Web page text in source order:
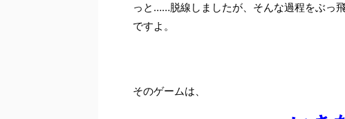
っと……脱線しましたが、そんな過程をぶっ
ですよ。
そのゲームは、